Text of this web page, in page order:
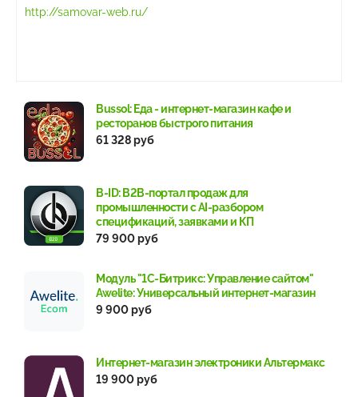
http://samovar-web.ru/
Bussol: Еда - интернет-магазин кафе и
ресторанов быстрого питания
61 328 руб
B-ID: B2B-портал продаж для
промышленности с AI-разбором
спецификаций, заявками и КП
79 900 руб
Модуль "1С-Битрикс: Управление сайтом"
Awelite: Универсальный интернет-магазин
9 900 руб
Интернет-магазин электроники Альтермакс
19 900 руб